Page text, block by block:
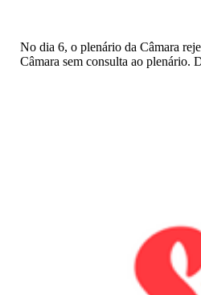
No dia 6, o plenário da Câmara
Câmara sem consulta ao plenário.